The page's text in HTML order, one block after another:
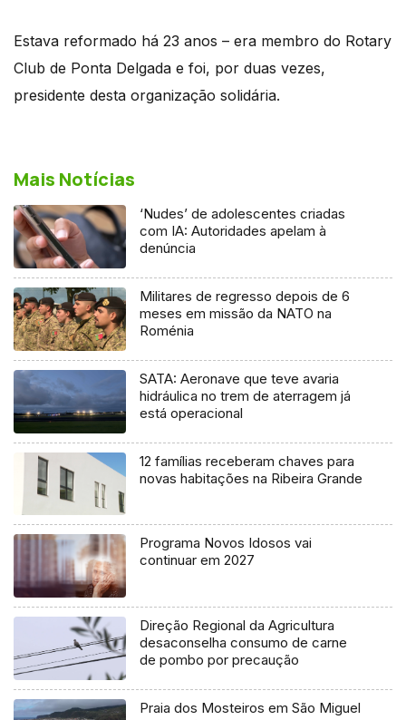
Estava reformado há 23 anos – era membro do Rotary
Club de Ponta Delgada e foi, por duas vezes,
presidente desta organização solidária.
Mais Notícias
‘Nudes’ de adolescentes criadas
com IA: Autoridades apelam à
denúncia
Militares de regresso depois de 6
meses em missão da NATO na
Roménia
SATA: Aeronave que teve avaria
hidráulica no trem de aterragem já
está operacional
12 famílias receberam chaves para
novas habitações na Ribeira Grande
Programa Novos Idosos vai
continuar em 2027
Direção Regional da Agricultura
desaconselha consumo de carne
de pombo por precaução
Praia dos Mosteiros em São Miguel